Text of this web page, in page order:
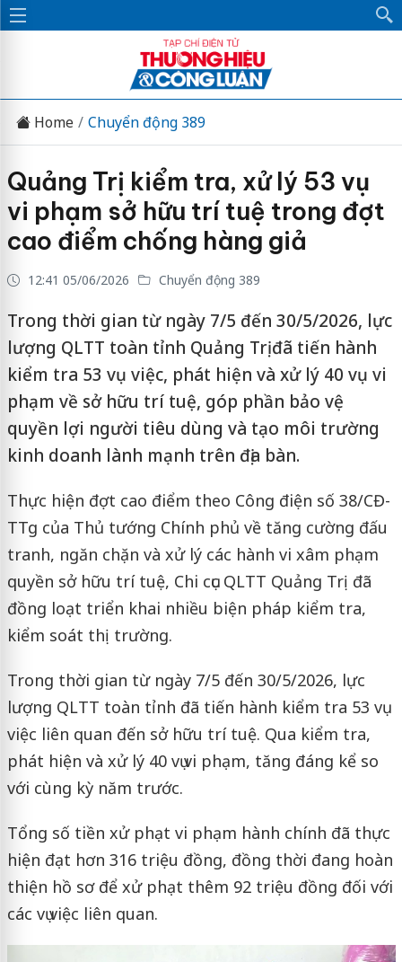
Home Chuyển động 389
Quảng Trị kiểm tra, xử lý 53 vụ
vi phạm sở hữu trí tuệ trong đợt
cao điểm chống hàng giả
12:41 05/06/2026 Chuyển động 389
Trong thời gian từ ngày 7/5 đến 30/5/2026, lực
lượng QLTT toàn tỉnh Quảng Trị đã tiến hành
kiểm tra 53 vụ việc, phát hiện và xử lý 40 vụ vi
phạm về sở hữu trí tuệ, góp phần bảo vệ
quyền lợi người tiêu dùng và tạo môi trường
kinh doanh lành mạnh trên địa bàn.
Thực hiện đợt cao điểm theo Công điện số 38/CĐ-
TTg của Thủ tướng Chính phủ về tăng cường đấu
tranh, ngăn chặn và xử lý các hành vi xâm phạm
quyền sở hữu trí tuệ, Chi cục QLTT Quảng Trị đã
đồng loạt triển khai nhiều biện pháp kiểm tra,
kiểm soát thị trường.
Trong thời gian từ ngày 7/5 đến 30/5/2026, lực
lượng QLTT toàn tỉnh đã tiến hành kiểm tra 53 vụ
việc liên quan đến sở hữu trí tuệ. Qua kiểm tra,
phát hiện và xử lý 40 vụ vi phạm, tăng đáng kể so
với cùng kỳ năm trước.
Tổng số tiền xử phạt vi phạm hành chính đã thực
hiện đạt hơn 316 triệu đồng, đồng thời đang hoàn
thiện hồ sơ để xử phạt thêm 92 triệu đồng đối với
các vụ việc liên quan.